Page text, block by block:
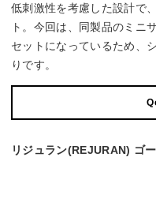
低刺激性を考慮した設計で
ト。今回は、同製品のミニ
セットになっているため、
りです。
リジュラン(REJURAN) ゴ